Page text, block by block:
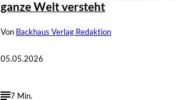
ganze Welt versteht
Von Backhaus Verlag Redaktion
05.05.2026
7 Min.